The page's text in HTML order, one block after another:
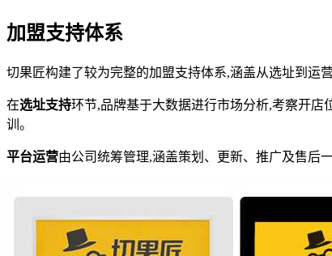
加盟支持体系
切果匠构建了较为完整的加盟支持体系,涵盖从选址到运
在选址支持环节,品牌基于大数据进行市场分析,考察开店
训。
平台运营由公司统筹管理,涵盖策划、更新、推广及售后